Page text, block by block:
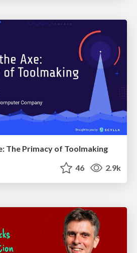
The Primacy of Toolmaking
46 2.9k